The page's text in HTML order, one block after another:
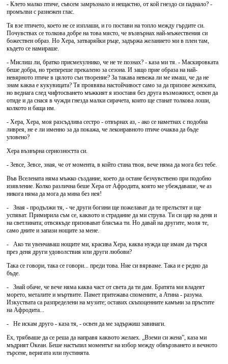
- Клето малко птиче, съвсем замръзнало и нещастно, от кой гнездо си паднало? -
промълви с разнежен глас.
Тя взе птичето, което не се изплаши, и го постави на топло между гърдите си.
Почувствах се толкова добре на това място, че възвърнах най-мъжествения си
божествен образ. Но Хера, затваряйки ръце, задържа желанието ми в плен там,
където се намираше.
- Мислиш ли, братко присмехулнико, че не те познах? - каза ми тя. - Маскировката
беше добра, но трепереше прекалено за сезона. И защо прие образа на най-
невярното птиче в цялото сън творение? За такава невежа ли ме имаш, че да не
знам каква е кукувицата? Тя проявява настойчивост само за да призове женската,
но веднага след чифтосването мъжкият я изоставя без друга възможност, освен да
отиде и да снася в чужди гнезда малки сирачета, които ще станат толкова лоши,
колкото и баща им.
- Хера, Хера, моя разсъдлива сестро - отвърнах аз, - ако се наметнах с подобна
ливрея, не е ли именно за да покажа, че леконравното птиче очаква да бъде
уловено?
Хера възвърна сериозността си.
- Зевсе, Зевсе, зная, че от момента, в който стана твоя, вече няма да мога без тебе.
Във Вселената няма мъжко създание, което да остане безчувствено при подобно
изявление. Колко различна беше Хера от Афродита, която ме убеждаваше, че аз
никога няма да мога да мина без нея!
- Зная - продължи тя, - че други богини ще пожелават да те прелъстят и ще
успяват. Примирила съм се, каквото и страдание да ми струва. Ти си цар на деня и
на светлината; отвсякъде призовават блясъка ти. Но давай на другите, моля те,
само дните и запази нощите за мене.
- Ако ти увенчаваш нощите ми, красива Хера, каква нужда ще имам да търся
през деня други удоволствия или други любови?
Така се говори, така се говори... преди това. Ние си вярваме. Така и е редно да
бъде.
- Знай обаче, че вече няма каква част от света да ти дам. Братята ми владеят
морето, металите и мъртвите. Памет притежава спомените, а Атина - разума.
Изкуствата са разпределени на музите; оставих скъпоценните камъни за пръстите
на Афродита...
- Не искам друго - каза тя, - освен да ме задържиш завинаги.
Ех, трябваше да се реша да направя каквото желаех. „Вземи си жена”, каза ми
мъдрият Океан. Беше настъпил моментът на избор между обвързването и вечното
търсене, веригата или пустинята.